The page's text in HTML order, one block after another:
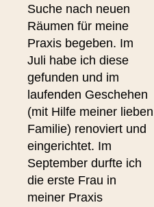
Suche nach neuen
Räumen für meine
Praxis begeben. Im
Juli habe ich diese
gefunden und im
laufenden Geschehen
(mit Hilfe meiner lieben
Familie) renoviert und
eingerichtet. Im
September durfte ich
die erste Frau in
meiner Praxis